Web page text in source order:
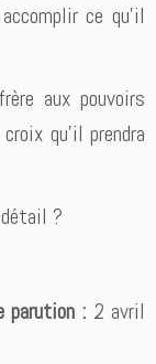
ce qu’il
aux pouvoirs
qu’il prendra
?
parution : 2 avril